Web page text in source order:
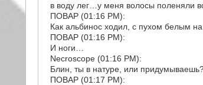
в воду лег…у меня волосы поленяли
ПОВАР (01:16 PM):
Как альбинос ходил, с пухом белым
ПОВАР (01:16 PM):
И ноги…
Necroscope (01:16 PM):
Блин, ты в натуре, или
ПОВАР (01:17 PM):